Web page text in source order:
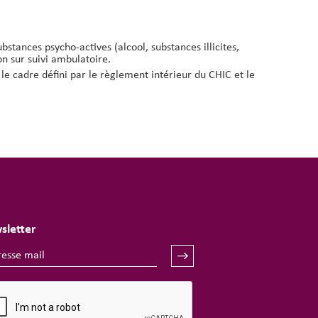
psycho-actives (alcool, substances illicites,
sur suivi ambulatoire.
cadre défini par le règlement intérieur du CHIC et le